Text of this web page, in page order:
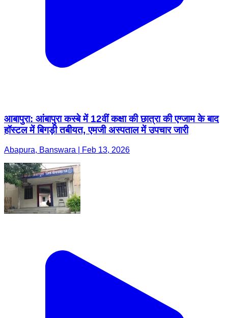
आबापुरा: आंबापुरा कस्बे में 12वीं कक्षा की छात्रा की एग्जाम के बाद
हॉस्टल में बिगड़ी तबीयत, एमजी अस्पताल में उपचार जारी
Abapura, Banswara | Feb 13, 2026